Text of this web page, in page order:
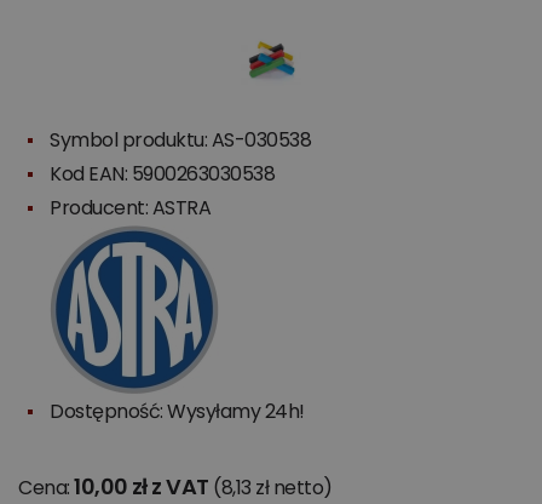
Symbol produktu: AS-030538
Kod EAN: 5900263030538
Producent:ASTRA
Dostępność: Wysyłamy 24h!
Cena:10,00 zł z VAT (8,13 zł netto)